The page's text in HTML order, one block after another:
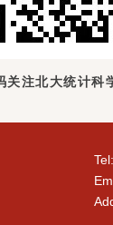
关注北大统计科